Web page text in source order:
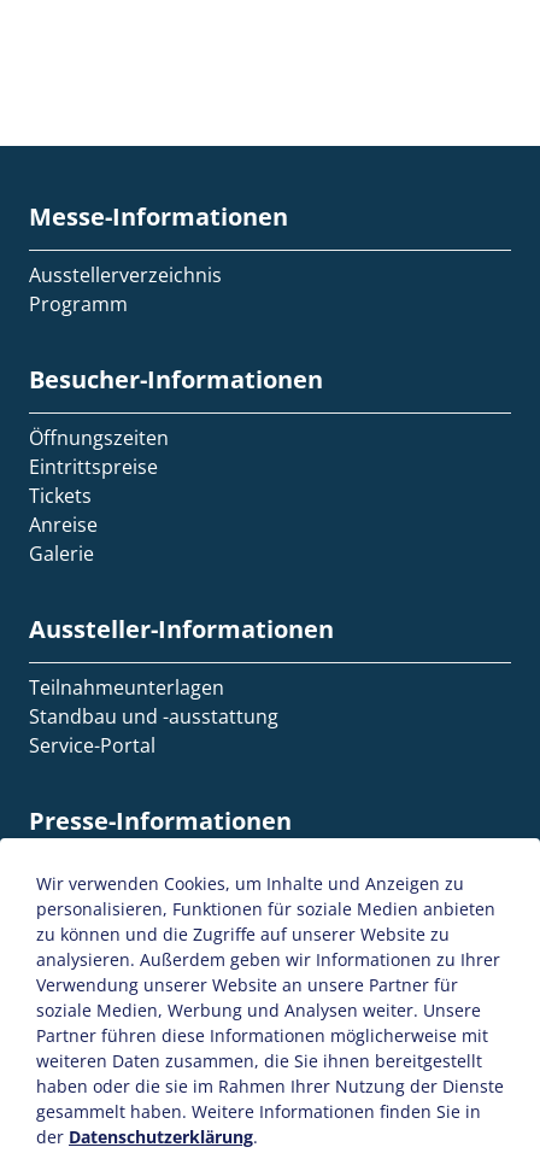
Messe-Informationen
Ausstellerverzeichnis
Programm
Besucher-Informationen
Öffnungszeiten
Eintrittspreise
Tickets
Anreise
Galerie
Aussteller-Informationen
Teilnahmeunterlagen
Standbau und -ausstattung
Service-Portal
Presse-Informationen
Presse-Termine
Presse-Akkreditierung
Presse-Mitteilungen
SiteMap AGB
Datenschutzerklärung
Impressum
Kontakt
© 2026 MAE Systems GmbH|Messe Giessen GmbH
Wir verwenden Cookies, um Inhalte und Anzeigen zu
personalisieren, Funktionen für soziale Medien anbieten
zu können und die Zugriffe auf unserer Website zu
analysieren. Außerdem geben wir Informationen zu Ihrer
Verwendung unserer Website an unsere Partner für
soziale Medien, Werbung und Analysen weiter. Unsere
Partner führen diese Informationen möglicherweise mit
weiteren Daten zusammen, die Sie ihnen bereitgestellt
haben oder die sie im Rahmen Ihrer Nutzung der Dienste
gesammelt haben. Weitere Informationen finden Sie in
der Datenschutzerklärung.